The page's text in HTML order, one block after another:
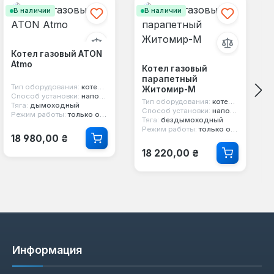
В наличии
Котел газовый ATON
Atmo
Тип оборудования: котел газовый
Способ установки: напольный
Тяга: дымоходный
Режим работы: только отопление
Обычная цена:
18 980,00 ₴
В наличии
Котел газовый
парапетный
Житомир-М
Тип оборудования: котел парапетный
Способ установки: напольный
Тяга: бездымоходный
Режим работы: только отопление
Обычная цена:
18 220,00 ₴
Информация